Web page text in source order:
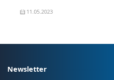
11.05.2023
Newsletter